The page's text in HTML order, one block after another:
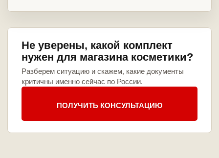
Не уверены, какой комплект
нужен для магазина косметики?
Разберем ситуацию и скажем, какие документы
критичны именно сейчас по России.
ПОЛУЧИТЬ КОНСУЛЬТАЦИЮ